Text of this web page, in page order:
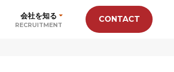
会社を知る
RECRUITMENT
CONTACT